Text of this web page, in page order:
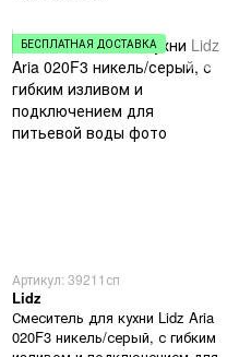
БЕСПЛАТНАЯ ДОСТАВКА
Артикул: 39211сп
Lidz
Смеситель для кухни Lidz Aria
020F3 никель/серый, с гибким